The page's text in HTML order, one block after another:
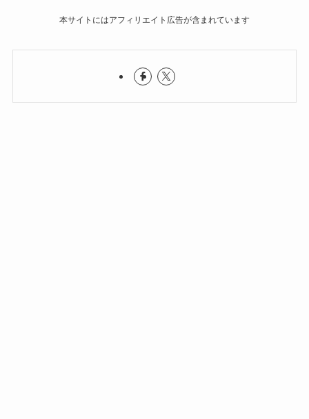
本サイトにはアフィリエイト広告が含まれています